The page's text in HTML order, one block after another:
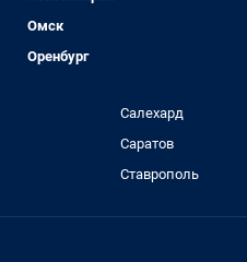
Омск
Оренбург
Салехард
Саратов
Ставрополь